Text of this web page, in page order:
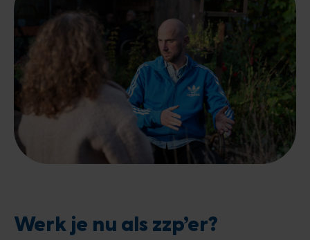
Werk je nu als zzp’er?